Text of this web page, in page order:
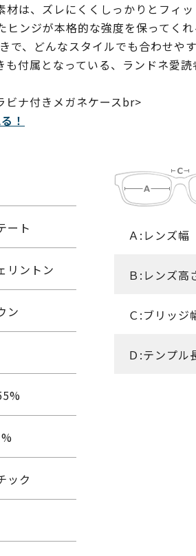
材は、ズレにくくしっかりとフィ
ヒンジが本格的な強度を保ってく
で、どんなスタイルでも合わせ
付属となっている、ランドネ愛読
ビナ付きメガネケースbr>
！
ート
リントン
ン
ック
Ａ:レンズ幅
Ｂ:レンズ高
Ｃ:ブリッジ
Ｄ:テンプル